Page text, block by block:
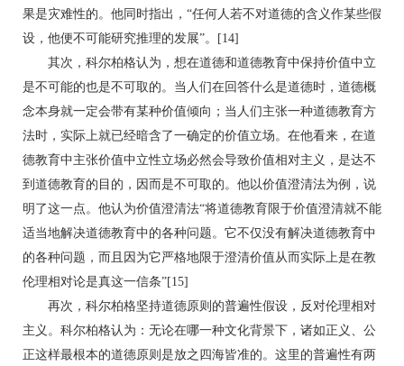
果是灾难性的。他同时指出，“任何人若不对道德的含义作某些假
设，他便不可能研究推理的发展”。[14]
其次，科尔柏格认为，想在道德和道德教育中保持价值中立
是不可能的也是不可取的。当人们在回答什么是道德时，道德概
念本身就一定会带有某种价值倾向；当人们主张一种道德教育方
法时，实际上就已经暗含了一确定的价值立场。在他看来，在道
德教育中主张价值中立性立场必然会导致价值相对主义，是达不
到道德教育的目的，因而是不可取的。他以价值澄清法为例，说
明了这一点。他认为价值澄清法“将道德教育限于价值澄清就不能
适当地解决道德教育中的各种问题。它不仅没有解决道德教育中
的各种问题，而且因为它严格地限于澄清价值从而实际上是在教
伦理相对论是真这一信条”[15]
再次，科尔柏格坚持道德原则的普遍性假设，反对伦理相对
主义。科尔柏格认为：无论在哪一种文化背景下，诸如正义、公
正这样最根本的道德原则是放之四海皆准的。这里的普遍性有两